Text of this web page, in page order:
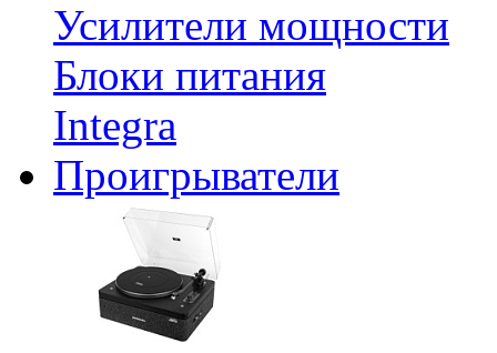
Усилители мощности
Блоки питания
Integra
Проигрыватели